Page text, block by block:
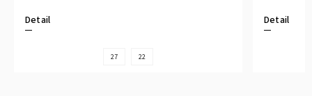
Detail
27 22
Detail